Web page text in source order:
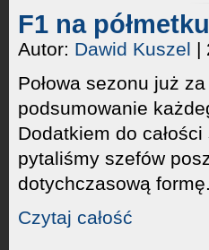
F1 na półmetku
Autor: Dawid Kuszel |
Połowa sezonu już
podsumowanie
Dodatkiem do
pytaliśmy szefów
dotychczasową formę.
Czytaj całość